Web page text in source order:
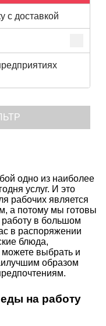
с доставкой
одно из наиболее
услуг. И это
рабочих является
а потому мы готовы
в большом
в распоряжении
блюда,
можете выбрать и
образом
на работу